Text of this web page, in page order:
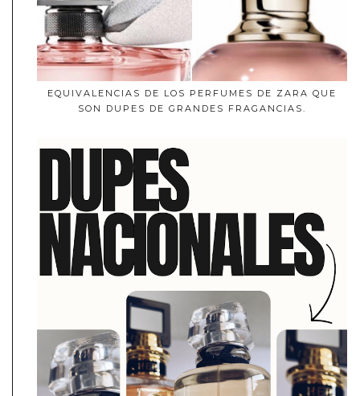
EQUIVALENCIAS DE LOS PERFUMES DE ZARA QUE
SON DUPES DE GRANDES FRAGANCIAS.